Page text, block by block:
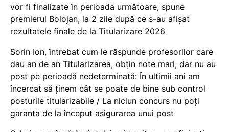
vor fi finalizate în perioada următoare, spune
premierul Bolojan, la 2 zile după ce s-au afișat
rezultatele finale de la Titularizare 2026
Sorin Ion, întrebat cum le răspunde profesorilor care
dau an de an Titularizarea, obțin note mari, dar nu au
post pe perioadă nedeterminată: În ultimii ani am
încercat să ținem cât se poate de bine sub control
posturile titularizabile / La niciun concurs nu poți
garanta de la început asigurarea unui post